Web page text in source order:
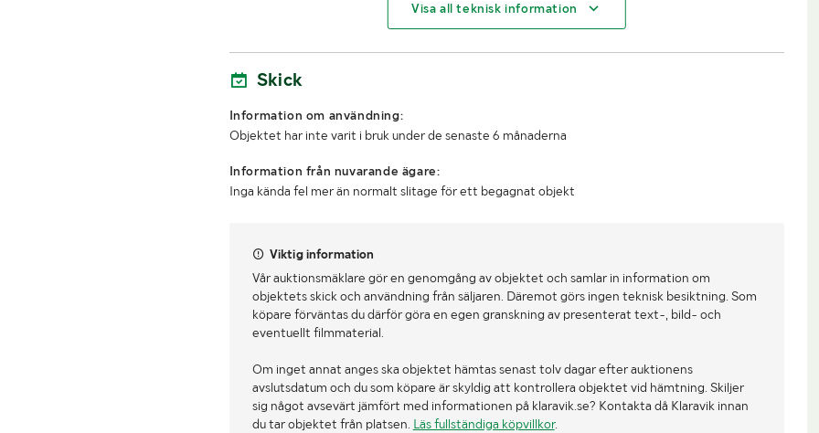
1330mm Höjd
Visa all teknisk information
Skick
Information om användning:
Objektet har inte varit i bruk under de senaste 6 månaderna
Information från nuvarande ägare:
Inga kända fel mer än normalt slitage för ett begagnat objekt
Viktig information
Vår auktionsmäklare gör en genomgång av objektet och samlar in information om
objektets skick och användning från säljaren. Däremot görs ingen teknisk besiktning. Som
köpare förväntas du därför göra en egen granskning av presenterat text-, bild- och
eventuellt filmmaterial.
Om inget annat anges ska objektet hämtas senast tolv dagar efter auktionens
avslutsdatum och du som köpare är skyldig att kontrollera objektet vid hämtning. Skiljer
sig något avsevärt jämfört med informationen på klaravik.se? Kontakta då Klaravik innan
du tar objektet från platsen. Läs fullständiga köpvillkor.